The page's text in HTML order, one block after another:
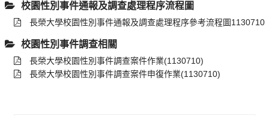
校園性別事件通報及調查處理程序流程圖
長榮大學校園性別事件通報及調查處理程序參考流程圖1130710
校園性別事件調查相關
長榮大學校園性別事件調查案件作業(1130710)
長榮大學校園性別事件調查案件申復作業(1130710)